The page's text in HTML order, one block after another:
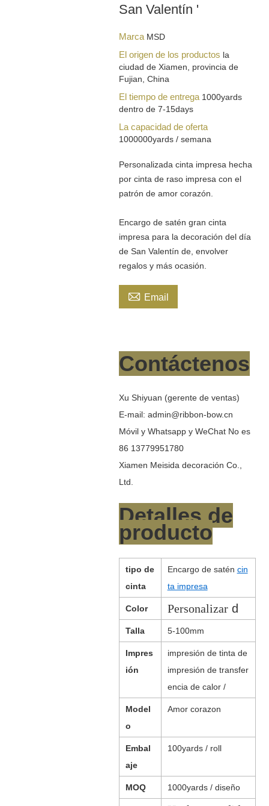
San Valentín '
Marca MSD
El origen de los productos la
ciudad de Xiamen, provincia de
Fujian, China
El tiempo de entrega 1000yards
dentro de 7-15days
La capacidad de oferta
1000000yards / semana
Personalizada cinta impresa hecha
por cinta de raso impresa con el
patrón de amor corazón.
Encargo de satén gran cinta
impresa para la decoración del día
de San Valentín de, envolver
regalos y más ocasión.
 Email
Contáctenos
Xu Shiyuan (gerente de ventas)
E-mail: admin@ribbon-bow.cn
Móvil y Whatsapp y WeChat No es
86 13779951780
Xiamen Meisida decoración Co.,
Ltd.
Detalles de
producto
tipo de
cinta
Encargo de satén cin
ta impresa
Color Personalizard
Talla 5-100mm
Impres
ión
impresión de tinta de
impresión de transfer
encia de calor /
Model
o
Amor corazon
Embal
aje
100yards / roll
MOQ 1000yards / diseño